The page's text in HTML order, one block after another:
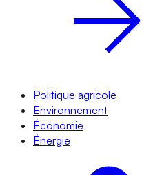
Politique agricole
Environnement
Économie
Énergie